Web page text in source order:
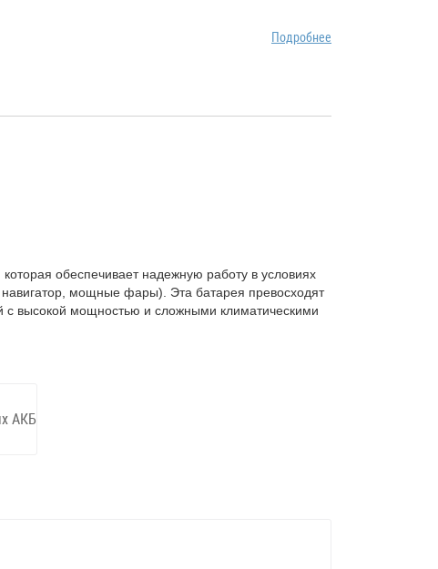
Подробнее
обеспечивает надежную работу в условиях
мощные фары). Эта батарея превосходят
с высокой мощностью и сложными климатическими
АКБ